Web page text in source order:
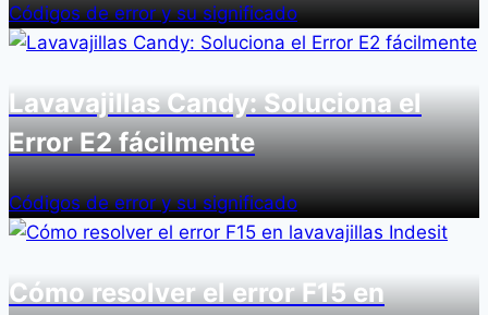
Códigos de error y su significado
Lavavajillas Candy: Soluciona el
Error E2 fácilmente
Códigos de error y su significado
Cómo resolver el error F15 en